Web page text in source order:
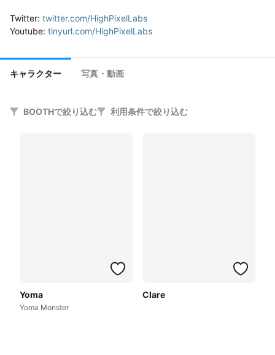
Twitter: twitter.com/HighPixelLabs
Youtube: tinyurl.com/HighPixelLabs
キャラクター 写真・動画
BOOTHで絞り込む 利用条件で絞り込む
Yoma
Yoma Monster
Clare